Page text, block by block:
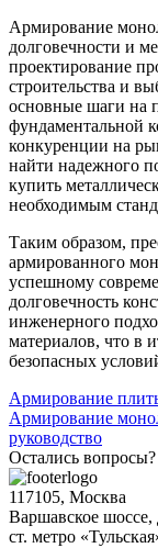
Армирование
долговечности и
проектирование
строительства и
основные шаги на
фундаментальной
конкуренции на
найти надежного
купить
необходимым
Таким образом,
армированного
успешному
долговечность
инженерного
материалов, что в
безопасных
Навигация
по
записям
Армирование
Армирование
руководство
Остались вопросы?
117105, Москва
Варшавское шоссе,
ст. метро